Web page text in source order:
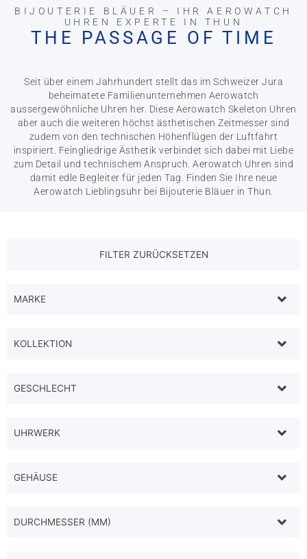
BIJOUTERIE BLÄUER – IHR AEROWATCH
UHREN EXPERTE IN THUN
THE PASSAGE OF TIME
Seit über einem Jahrhundert stellt das im Schweizer Jura
beheimatete Familienunternehmen Aerowatch
aussergewöhnliche Uhren her. Diese Aerowatch Skeleton Uhren
aber auch die weiteren höchst ästhetischen Zeitmesser sind
zudem von den technischen Höhenflügen der Luftfahrt
inspiriert. Feingliedrige Ästhetik verbindet sich dabei mit Liebe
zum Detail und technischem Anspruch. Aerowatch Uhren sind
damit edle Begleiter für jeden Tag. Finden Sie Ihre neue
Aerowatch Lieblingsuhr bei Bijouterie Bläuer in Thun.
MARKE
KOLLEKTION
GESCHLECHT
UHRWERK
GEHÄUSE
DURCHMESSER (MM)